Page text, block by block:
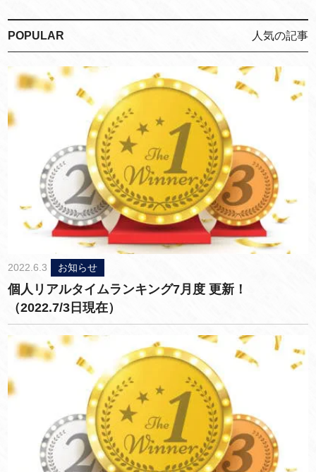
POPULAR 人気の記事
2022.6.3 お知らせ
個人リアルタイムランキング7月度 更新！
（2022.7/3日現在）